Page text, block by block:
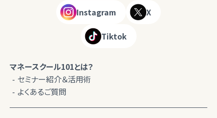
Instagram X
Tiktok
マネースクール101とは？
セミナー紹介＆活用術
よくあるご質問